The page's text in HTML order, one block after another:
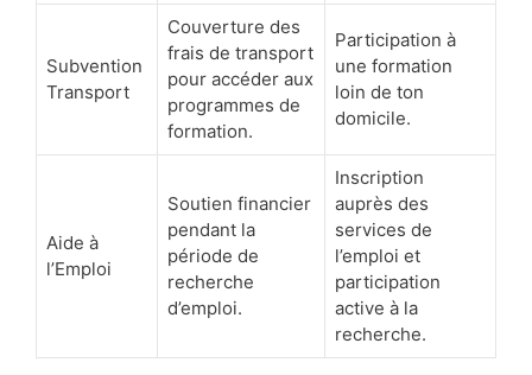
Subvention
Transport
Couverture des
frais de transport
pour accéder aux
programmes de
formation.
Participation à
une formation
loin de ton
domicile.
Aide à
l’Emploi
Soutien financier
pendant la
période de
recherche
d’emploi.
Inscription
auprès des
services de
l’emploi et
participation
active à la
recherche.